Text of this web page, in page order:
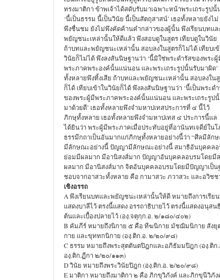
ทรงมาติกา ข้าพเจ้าได้สดับรับมาเฉพาะหน้าพระเถระรูปนั้
‘นี้เป็นธรรม นี้เป็นวินัย นี้เป็นสัตถุสาสน์’ เธอทั้งหลายยังไม่
พึงชื่นชม ยังไม่พึงคัดค้านคำกล่าวของผู้นั้น พึงเรียนบทแล
พยัญชนะเหล่านั้นให้ดีแล้ว พึงสอบดูในสูตร เทียบดูในวินัย
ถ้าบทและพยัญชนะเหล่านั้น สอบลงในสูตรก็ไม่ได้ เทียบเ
วินัยก็ไม่ได้ พึงลงสันนิษฐานว่า ‘นี้มิใช่พระดำรัสของพระ
พระภาคพระองค์นั้นแน่นอน และพระเถระรูปนั้นรับมาผิด’
ทั้งหลายพึงทิ้งเสีย ถ้าบทและพยัญชนะเหล่านั้น สอบลงใน
ก็ได้ เทียบเข้าในวินัยก็ได้ พึงลงสันนิษฐานว่า ‘นี้เป็นพระด
ของพระผู้มีพระภาคพระองค์นั้นแน่นอน และพระเถระรูป
มาด้วยดี’ เธอทั้งหลายพึงจำมหาปเทสประการที่ ๔ นี้ไว้
ภิกษุทั้งหลาย เธอทั้งหลายพึงจำมหาปเทส ๔ ประการนี้แล
ได้ยินว่า พระผู้มีพระภาคเมื่อประทับอยู่ที่อานันทเจดีย์ใน
ธรรมีกถาเป็นอันมากแก่ภิกษุทั้งหลายอย่างนี้ว่า “ศีลมีลัก
มีลักษณะอย่างนี้ ปัญญามีลักษณะอย่างนี้ สมาธิอันบุคคลอ
ย่อมมีผลมาก มีอานิสงส์มาก ปัญญาอันบุคคลอบรมโดยมี
ผลมาก มีอานิสงส์มาก จิตอันบุคคลอบรมโดยมีปัญญาเป็
ชอบจากอาสวะทั้งหลาย คือ กามาสวะ ภวาสวะ และอวิชช
เชิงอรรถ
A พึงเรียนบทและพยัญชนะเหล่านั้นให้ดี หมายถึงการเรีย
แสดงบาลีไว้ ตรงนี้แสดง อรรถาธิบายไว้ ตรงนี้แสดงอนุสน
ต้นและเบื้องปลายไว้ (องฺ.จตุกฺก.อ. ๒/๑๘๐/๔๐๒)
B คัมภีร์ หมายถึงนิกาย ๕ คือ ทีฆนิกาย มัชฌิมนิกาย สังยุ
กาย และขุททกนิกาย (องฺ.ติก.อ. ๒/๒๐/๙๘)
C ธรรม หมายถึงพระสุตตันตปิฎกและอภิธัมมปิฎก (องฺ.ติ
องฺ.ติก.ฏีกา ๒/๒๐/๑๑๓)
D วินัย หมายถึงพระวินัยปิฎก (องฺ.ติก.อ. ๒/๒๐/๙๘)
E มาติกา หมายถึงมาติกา ๒ คือ ภิกขุวิภังค์ และภิกขุนีวิภั